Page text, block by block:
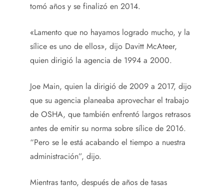
tomó años y se finalizó en 2014.
«Lamento que no hayamos logrado mucho, y la
sílice es uno de ellos», dijo Davitt McAteer,
quien dirigió la agencia de 1994 a 2000.
Joe Main, quien la dirigió de 2009 a 2017, dijo
que su agencia planeaba aprovechar el trabajo
de OSHA, que también enfrentó largos retrasos
antes de emitir su norma sobre sílice de 2016.
“Pero se le está acabando el tiempo a nuestra
administración”, dijo.
Mientras tanto, después de años de tasas